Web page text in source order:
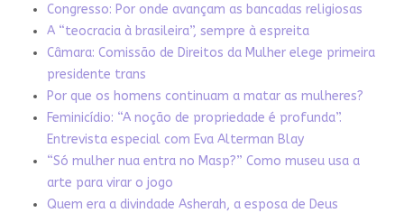
Congresso: Por onde avançam as bancadas religiosas
A “teocracia à brasileira”, sempre à espreita
Câmara: Comissão de Direitos da Mulher elege primeira
presidente trans
Por que os homens continuam a matar as mulheres?
Feminicídio: “A noção de propriedade é profunda”.
Entrevista especial com Eva Alterman Blay
“Só mulher nua entra no Masp?” Como museu usa a
arte para virar o jogo
Quem era a divindade Asherah, a esposa de Deus